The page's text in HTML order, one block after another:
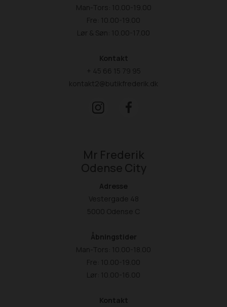
Man-Tors: 10.00-19.00
Fre: 10.00-19.00
Lør & Søn: 10.00-17.00
Kontakt
+ 45 66 15 79 95
kontakt2@butikfrederik.dk
Mr Frederik
Odense City
Adresse
Vestergade 48
5000 Odense C
Åbningstider
Man-Tors: 10.00-18.00
Fre: 10.00-19.00
Lør: 10.00-16.00
Kontakt